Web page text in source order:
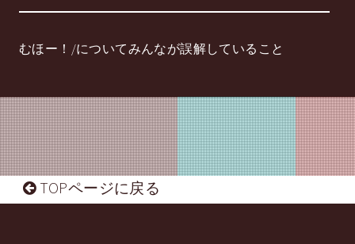
むほー！/についてみんなが誤解していること
TOPページに戻る